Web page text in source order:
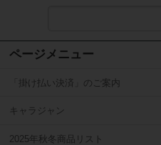
ページメニュー
「掛け払い決済」のご案内
キャラジャン
2025年秋冬商品リスト